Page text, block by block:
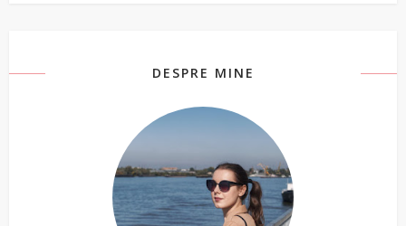
DESPRE MINE